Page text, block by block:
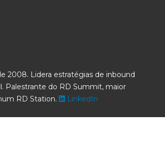
2008. Lidera estratégias de inbound
Palestrante do RD Summit, maior
RD Station.
LinkedIn